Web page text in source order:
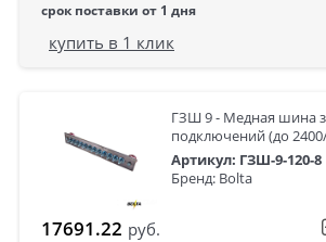
срок поставки от 1 дня
купить в 1 клик
ГЗШ 9 - Медная шина
подключений (до
Артикул: ГЗШ-9-120-8
Бренд: Bolta
17691.22 руб.